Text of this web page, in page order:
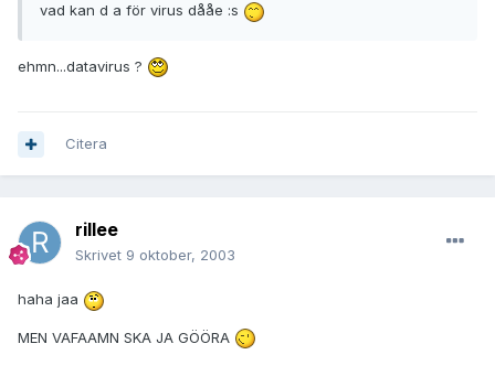
vad kan d a för virus dååe :s
ehmn...datavirus ?
Citera
rillee
Skrivet 9 oktober, 2003
haha jaa
MEN VAFAAMN SKA JA GÖÖRA